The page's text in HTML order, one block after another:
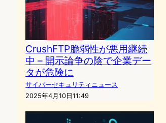
CrushFTP脆弱性が悪用継続
中 – 開示論争の陰で企業デー
タが危険に
サイバーセキュリティニュース
2025年4月10日11:49